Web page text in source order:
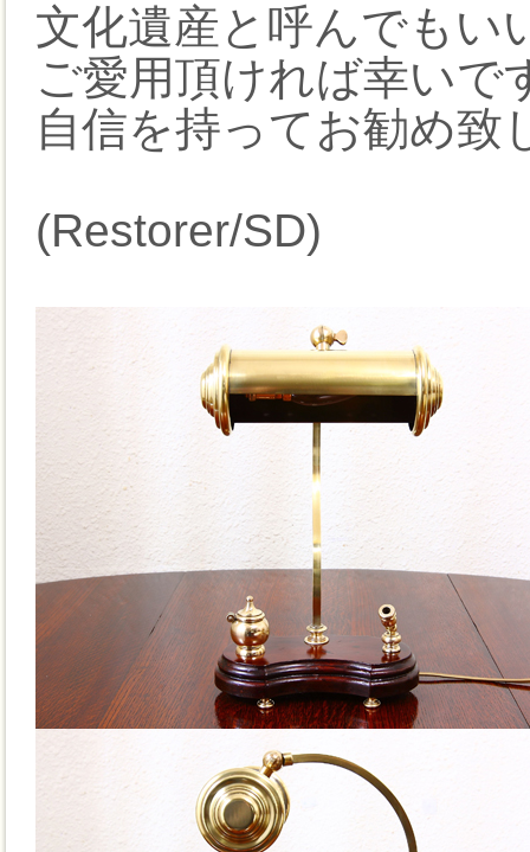
文化遺産と呼んでもい
ご愛用頂ければ幸いで
自信を持ってお勧め致
(Restorer/SD)